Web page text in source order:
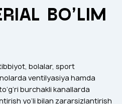
BO’LIM
bolalar, sport
ventilyasiya hamda
burchakli kanallarda
yo‘li bilan zararsizlantirish